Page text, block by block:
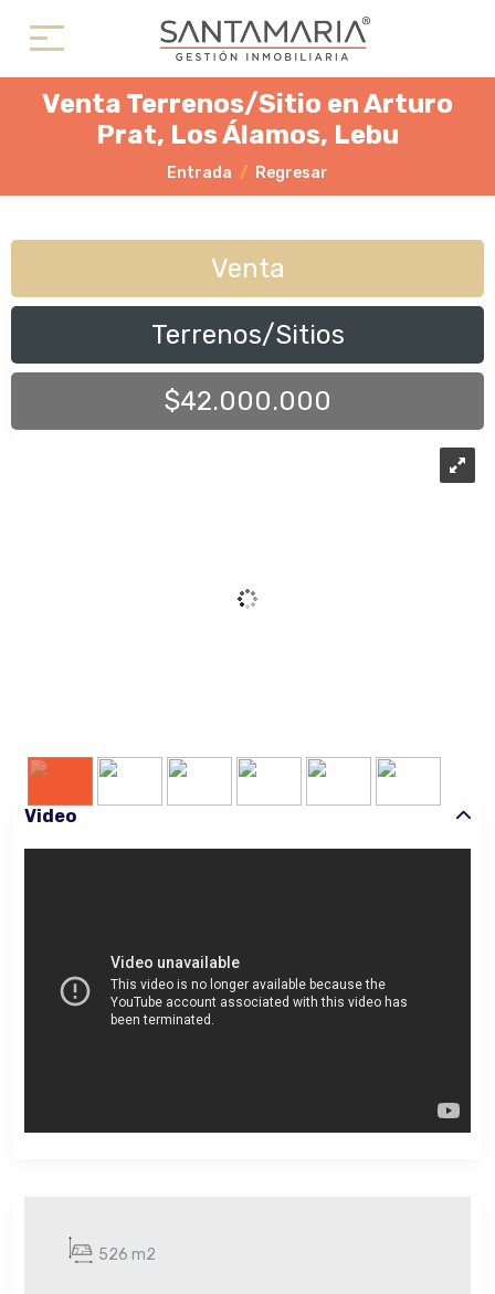
Venta Terrenos/Sitio en Arturo
Prat, Los Álamos, Lebu
Entrada Regresar
Venta
Terrenos/Sitios
$42.000.000
526 m2
Video